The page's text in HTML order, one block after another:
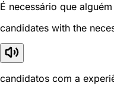
É necessário que
candidates with the
candidatos com a